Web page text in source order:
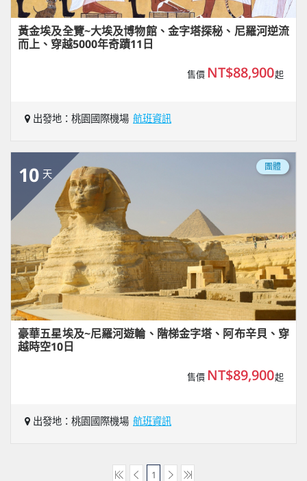
黃金埃及全覽~大埃及博物館、金字塔探秘、尼羅河逆流
而上、穿越5000年奇蹟11日
售價 NT$88,900起
出發地：桃園國際機場 航班資訊
10 天
團體
豪華五星埃及~尼羅河遊輪、階梯金字塔、阿布辛貝、穿
越時空10日
售價 NT$89,900起
出發地：桃園國際機場 航班資訊
1